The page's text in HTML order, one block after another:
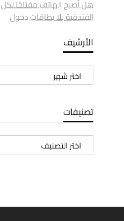
هل أصبح الهاتف مفتاحًا
الفندقية بلا بطاقات دخول
الأرشيف
الأرشيف
تصنيفات
تصنيفات